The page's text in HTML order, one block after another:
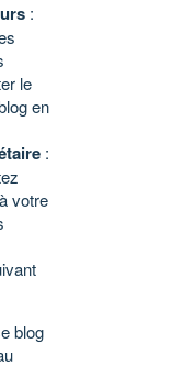
:
le
en
:
votre
blog